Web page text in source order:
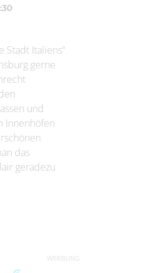
Stadt Italiens“
gerne
und
Innenhöfen
das
geradezu
WERBUNG